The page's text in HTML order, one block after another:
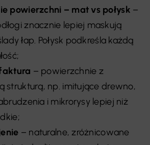
powierzchni – mat vs połysk –
znacznie lepiej maskują
łap. Połysk podkreśla każdą
– powierzchnie z
strukturą, np. imitujące drewno,
i mikrorysy lepiej niż
– naturalne, zróżnicowane